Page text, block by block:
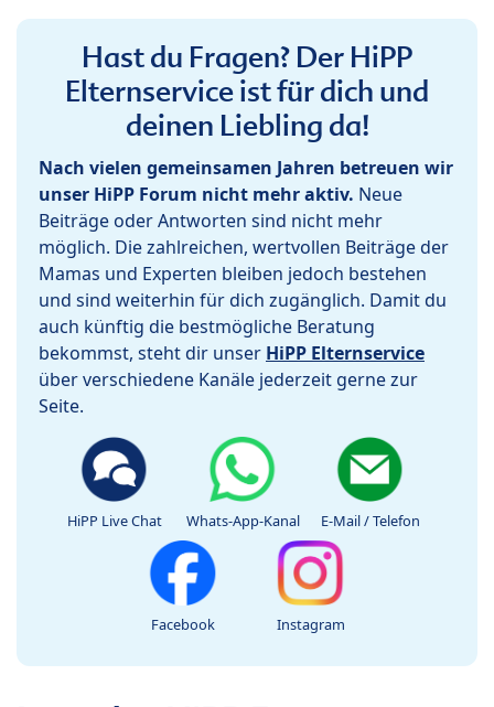
Hast du Fragen? Der HiPP
Elternservice ist für dich und
deinen Liebling da!
Nach vielen gemeinsamen Jahren betreuen wir
unser HiPP Forum nicht mehr aktiv. Neue
Beiträge oder Antworten sind nicht mehr
möglich. Die zahlreichen, wertvollen Beiträge der
Mamas und Experten bleiben jedoch bestehen
und sind weiterhin für dich zugänglich. Damit du
auch künftig die bestmögliche Beratung
bekommst, steht dir unser HiPP Elternservice
über verschiedene Kanäle jederzeit gerne zur
Seite.
HiPP Live Chat Whats-App-Kanal E-Mail / Telefon
Facebook Instagram